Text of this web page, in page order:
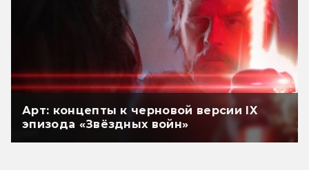
Арт: концепты к черновой версии IX
эпизода «Звёздных войн»